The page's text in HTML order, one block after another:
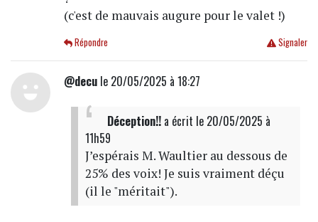
(c'est de mauvais augure pour le valet !)
Signaler
Répondre
@decule 20/05/2025 à 18:27
Déception!!a écrit le 20/05/2025 à
11h59
J’espérais M. Waultier au dessous de
25% des voix! Je suis vraiment déçu
(il le "méritait").